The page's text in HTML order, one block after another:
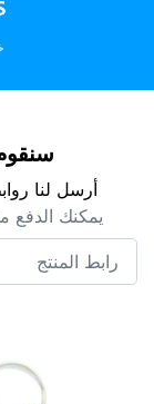
أرسل لنا
يمكنك الدفع